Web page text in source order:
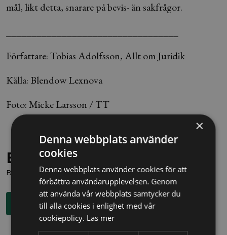
mål, likt detta, snarare på bevis- än sakfrågor.
Författare: Tobias Adolfsson, Allt om Juridik
Källa: Blendow Lexnova
Foto: Micke Larsson / TT
Behöver du juridisk hjälp?
Boka en kostnadsfri konsultation direkt via knappen nedan.
Boka rådgivning
×
Denna webbplats använder
cookies
Denna webbplats använder cookies för att
förbättra användarupplevelsen. Genom
att använda vår webbplats samtycker du
till alla cookies i enlighet med vår
cookiepolicy. Läs mer